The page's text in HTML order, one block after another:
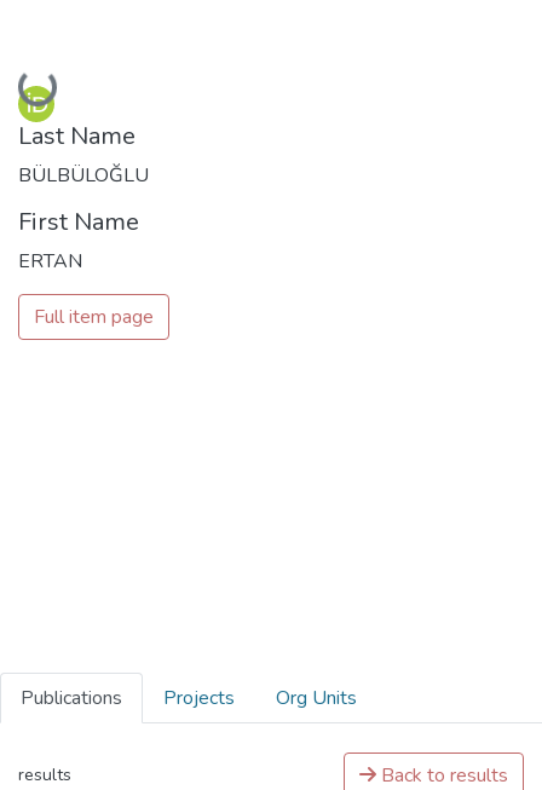
Loading...
Last Name
BÜLBÜLOĞLU
First Name
ERTAN
Full item page
Publications Projects Org Units
results Back to results